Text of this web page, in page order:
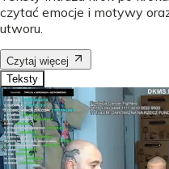
czytać emocje i motywy
utworu.
Czytaj więcej
Teksty